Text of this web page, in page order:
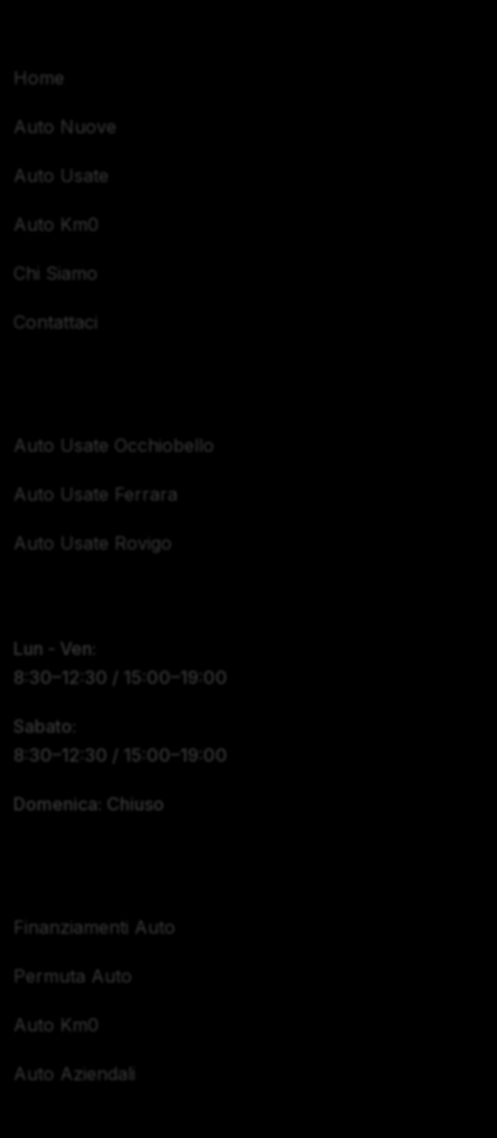
Home
Auto Nuove
Auto Usate
Auto Km0
Chi Siamo
Contattaci
Auto Usate Occhiobello
Auto Usate Ferrara
Auto Usate Rovigo
Lun - Ven:
8:30–12:30 / 15:00–19:00
Sabato:
8:30–12:30 / 15:00–19:00
Domenica: Chiuso
Finanziamenti Auto
Permuta Auto
Auto Km0
Auto Aziendali